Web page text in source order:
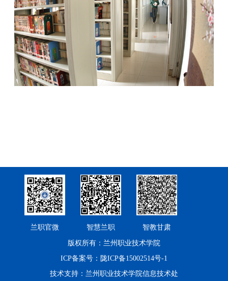
兰职官微 智慧兰职 智教甘肃
版权所有：兰州职业技术学院
ICP备案号：陇ICP备15002514号-1
技术支持：兰州职业技术学院信息技术处